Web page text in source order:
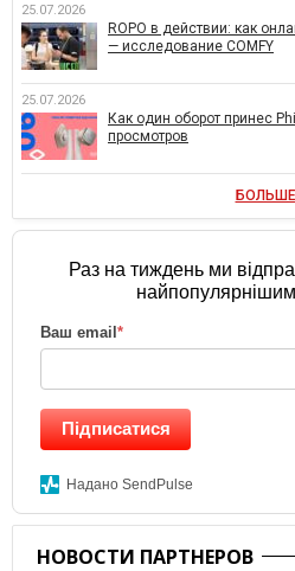
25.07.2026
ROPO в действии: как
— исследование COMFY
25.07.2026
Как один оборот принес
просмотров
БОЛЬШЕ
Раз на тиждень ми
Ваш email *
Підписатися
Надано SendPulse
НОВОСТИ ПАРТНЕРОВ